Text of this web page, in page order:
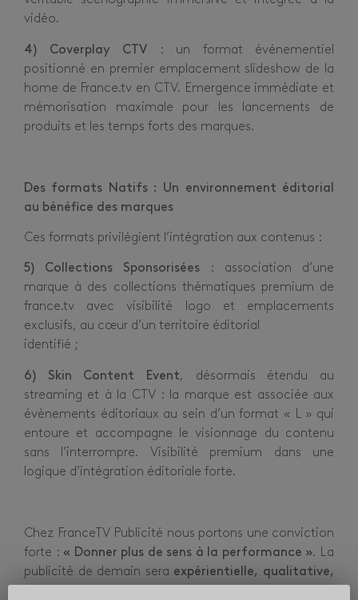
vidéo.
4) Coverplay CTV : un format événementiel
positionné en premier emplacement slideshow de la
home de France.tv en CTV. Emergence immédiate et
mémorisation maximale pour les lancements de
produits et les temps forts des marques.
Des formats Natifs : Un environnement éditorial
au bénéfice des marques
Ces formats privilégient l’intégration aux contenus :
5) Collections Sponsorisées : association d’une
marque à des collections thématiques premium de
france.tv avec visibilité logo et emplacements
exclusifs, au cœur d’un territoire éditorial
identifié ;
6) Skin Content Event, désormais étendu au
streaming et à la CTV : la marque est associée aux
évènements éditoriaux au sein d’un format « L » qui
entoure et accompagne le visionnage du contenu
sans l’interrompre. Visibilité premium dans une
logique d’intégration éditoriale forte.
Chez FranceTV Publicité nous portons une conviction
forte : « Donner plus de sens à la performance ». La
publicité de demain sera expérientielle, qualitative,